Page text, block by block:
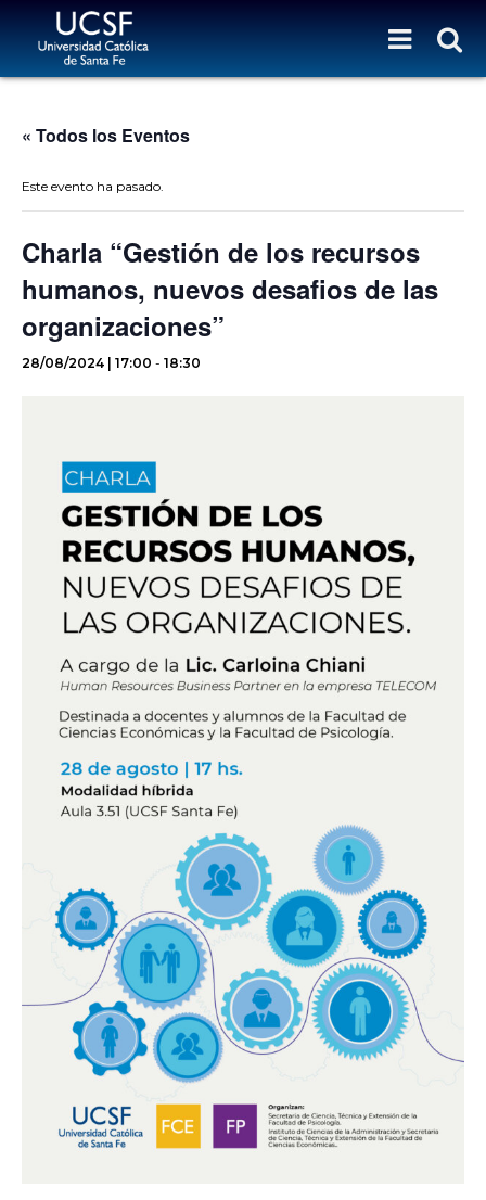
« Todos los Eventos
Este evento ha pasado.
Charla “Gestión de los recursos
humanos, nuevos desafios de las
organizaciones”
28/08/2024 | 17:00 - 18:30